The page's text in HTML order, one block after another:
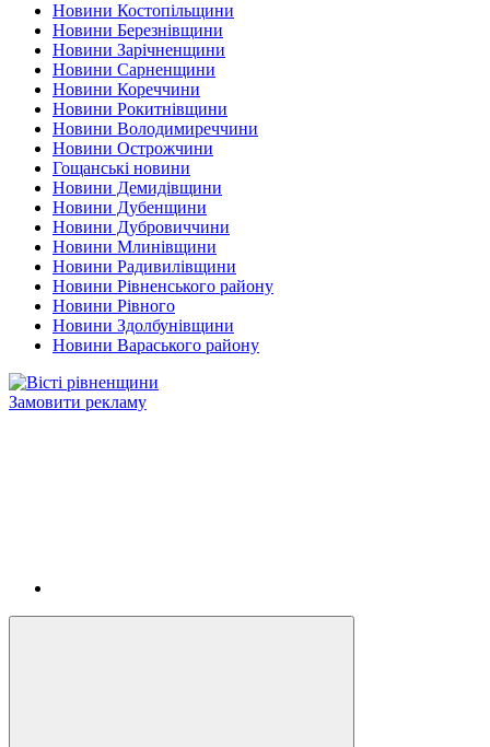
Новини Костопільщини
Новини Березнівщини
Новини Зарічненщини
Новини Сарненщини
Новини Кореччини
Новини Рокитнівщини
Новини Володимиреччини
Новини Острожчини
Гощанські новини
Новини Демидівщини
Новини Дубенщини
Новини Дубровиччини
Новини Млинівщини
Новини Радивилівщини
Новини Рівненського району
Новини Рівного
Новини Здолбунівщини
Новини Вараського району
Замовити рекламу